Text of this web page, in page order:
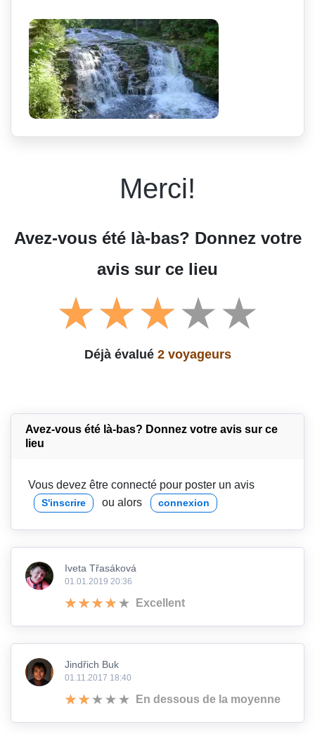
Merci!
Avez-vous été là-bas? Donnez votre
avis sur ce lieu
Déjà évalué 2 voyageurs
Avez-vous été là-bas? Donnez votre avis sur ce
lieu
Vous devez être connecté pour poster un avis
S'inscrire ou alors connexion
Iveta Třasáková
01.01.2019 20:36
Excellent
Jindřich Buk
01.11.2017 18:40
En dessous de la moyenne